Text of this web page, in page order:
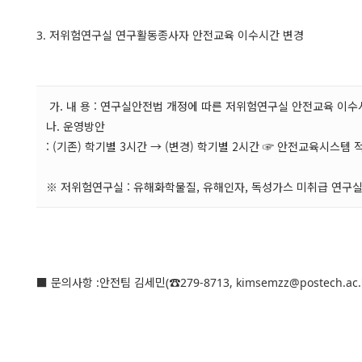
3. 저위험연구실 연구활동종사자 안전교육 이수시간 변경
가. 내 용 : 연구실안전법 개정에 따른 저위험연구실 안전교육 이수
나. 운영방안
: (기존) 학기별 3시간 → (변경) 학기별 2시간 ☞ 안전교육시스템
※ 저위험연구실 : 유해화학물질, 유해인자, 독성가스 미취급 연구실
■ 문의사항 :안전팀 김세민(☎279-8713,